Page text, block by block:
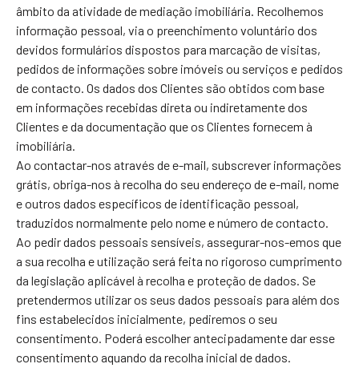
âmbito da atividade de mediação imobiliária. Recolhemos
informação pessoal, via o preenchimento voluntário dos
devidos formulários dispostos para marcação de visitas,
pedidos de informações sobre imóveis ou serviços e pedidos
de contacto. Os dados dos Clientes são obtidos com base
em informações recebidas direta ou indiretamente dos
Clientes e da documentação que os Clientes fornecem à
imobiliária.
Ao contactar-nos através de e-mail, subscrever informações
grátis, obriga-nos à recolha do seu endereço de e-mail, nome
e outros dados específicos de identificação pessoal,
traduzidos normalmente pelo nome e número de contacto.
Ao pedir dados pessoais sensíveis, assegurar-nos-emos que
a sua recolha e utilização será feita no rigoroso cumprimento
da legislação aplicável à recolha e proteção de dados. Se
pretendermos utilizar os seus dados pessoais para além dos
fins estabelecidos inicialmente, pediremos o seu
consentimento. Poderá escolher antecipadamente dar esse
consentimento aquando da recolha inicial de dados.